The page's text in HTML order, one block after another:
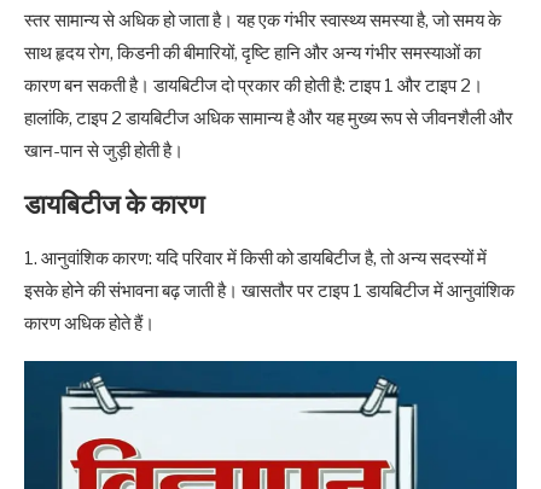
स्तर सामान्य से अधिक हो जाता है। यह एक गंभीर स्वास्थ्य समस्या है, जो समय के
साथ हृदय रोग, किडनी की बीमारियों, दृष्टि हानि और अन्य गंभीर समस्याओं का
कारण बन सकती है। डायबिटीज दो प्रकार की होती है: टाइप 1 और टाइप 2।
हालांकि, टाइप 2 डायबिटीज अधिक सामान्य है और यह मुख्य रूप से जीवनशैली और
खान-पान से जुड़ी होती है।
डायबिटीज के कारण
1. आनुवांशिक कारण: यदि परिवार में किसी को डायबिटीज है, तो अन्य सदस्यों में
इसके होने की संभावना बढ़ जाती है। खासतौर पर टाइप 1 डायबिटीज में आनुवांशिक
कारण अधिक होते हैं।